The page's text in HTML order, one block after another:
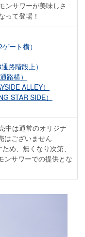
ンサワーが美味しさ
って登場！
ート横）
路階段上）
路横）
ALLEY）
STAR SIDE）
中は通常のオリジナ
はございません
め、無くなり次第、
ンサワーでの提供とな